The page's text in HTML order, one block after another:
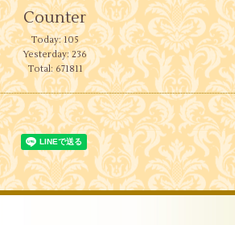
Counter
Today:105
Yesterday:236
Total:671811